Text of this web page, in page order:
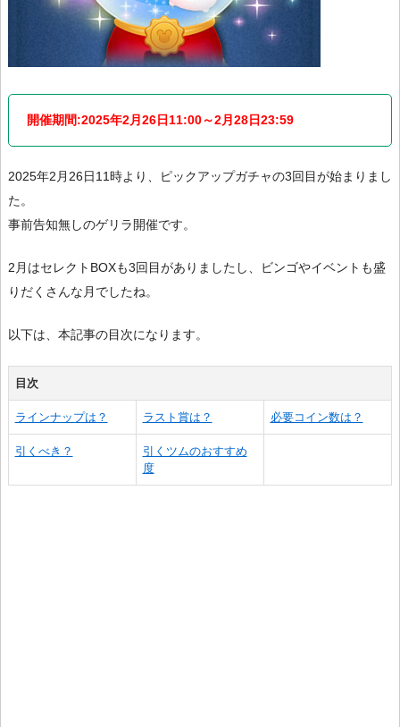
開催期間:2025年2月26日11:00～2月28日23:59
2025年2月26日11時より、ピックアップガチャの3回目が始まりまし
た。
事前告知無しのゲリラ開催です。
2月はセレクトBOXも3回目がありましたし、ビンゴやイベントも盛
りだくさんな月でしたね。
以下は、本記事の目次になります。
目次
ラインナップは？ ラスト賞は？ 必要コイン数は？
引くべき？
引くツムのおすすめ
度